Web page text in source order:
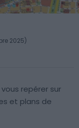
2025)
repérer sur
et plans de